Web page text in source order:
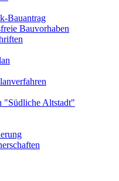
Bauantrag
Bauvorhaben
"Südliche Altstadt"